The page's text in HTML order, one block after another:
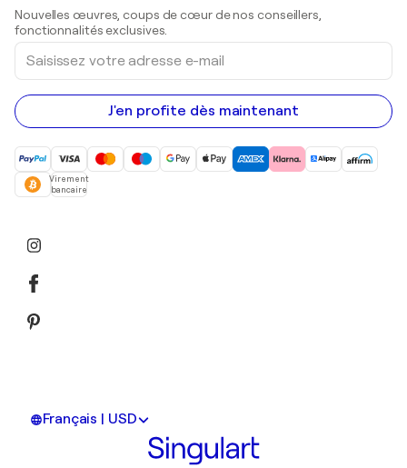
Peintures acryliques
Nouvelles œuvres, coups de cœur de nos conseillers,
fonctionnalités exclusives.
Saisissez
votre
adresse
e-
mail
J'en profite dès maintenant
Virement
bancaire
Français | USD